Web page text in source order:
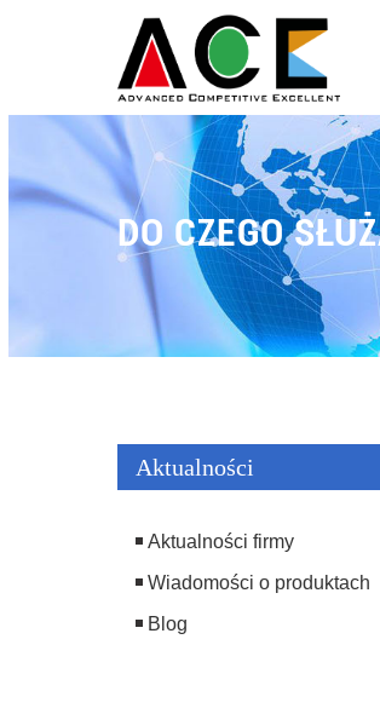
DO CZEGO
Aktualności
Aktualności firmy
Wiadomości o produktach
Blog